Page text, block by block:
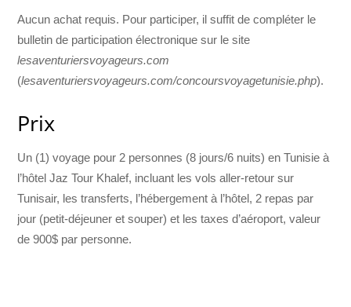
Aucun achat requis. Pour participer, il suffit de compléter le
bulletin de participation électronique sur le site
lesaventuriersvoyageurs.com
(lesaventuriersvoyageurs.com/concoursvoyagetunisie.php).
Prix
Un (1) voyage pour 2 personnes (8 jours/6 nuits) en Tunisie à
l’hôtel Jaz Tour Khalef, incluant les vols aller-retour sur
Tunisair, les transferts, l’hébergement à l’hôtel, 2 repas par
jour (petit-déjeuner et souper) et les taxes d’aéroport, valeur
de 900$ par personne.